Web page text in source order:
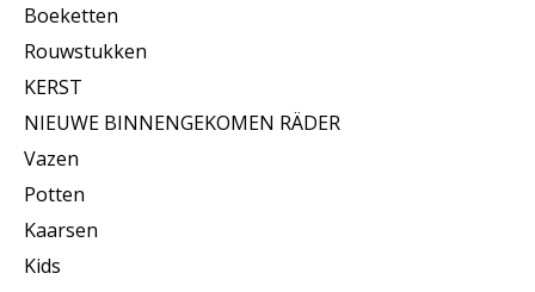
Boeketten
Rouwstukken
KERST
NIEUWE BINNENGEKOMEN RÄDER
Vazen
Potten
Kaarsen
Kids